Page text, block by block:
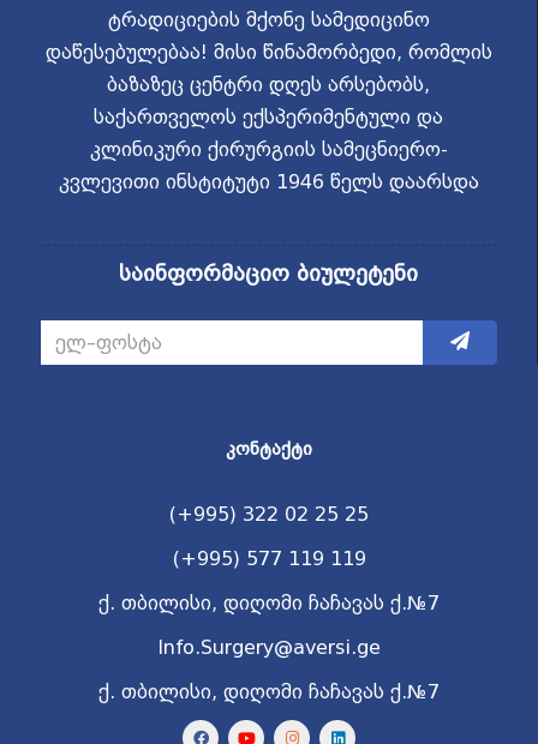
ტრადიციების მქონე სამედიცინო
დაწესებულებაა! მისი წინამორბედი, რომლის
ბაზაზეც ცენტრი დღეს არსებობს,
საქართველოს ექსპერიმენტული და
კლინიკური ქირურგიის სამეცნიერო-
კვლევითი ინსტიტუტი 1946 წელს დაარსდა
საინფორმაციო ბიულეტენი
ᲙᲝᲜᲢᲐᲥᲢᲘ
(+995) 322 02 25 25
(+995) 577 119 119
ქ. თბილისი, დიღომი ჩაჩავას ქ.№7
Info.Surgery@aversi.ge
ქ. თბილისი, დიღომი ჩაჩავას ქ.№7